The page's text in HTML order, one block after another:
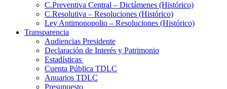
C.Preventiva Central – Dictámenes (Histórico)
C.Resolutiva – Resoluciones (Histórico)
Ley Antimonopolio – Resoluciones (Histórico)
Transparencia
Audiencias Presidente
Declaración de Interés y Patrimonio
Estadísticas
Cuenta Pública TDLC
Anuarios TDLC
Presupuesto